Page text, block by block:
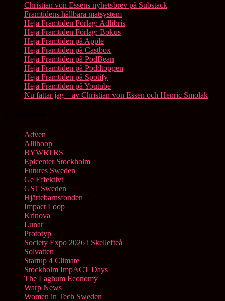
Christian von Essens nyhetsbrev på Substack
Framtidens hållbara matsystem
Heja Framtiden Förlag: Adlibris
Heja Framtiden Förlag: Bokus
Heja Framtiden på Apple
Heja Framtiden på Castbox
Heja Framtiden på PodBean
Heja Framtiden på Poddtoppen
Heja Framtiden på Spotify
Heja Framtiden på Youtube
Nu fattar jag – av Christian von Essen och Henric Smolak
Adven
Allihoop
BYWRTRS
Epicenter Stockholm
Futures Sweden
Ge Effektivt
GS1 Sweden
Hjärtebarnsfonden
Impact Loop
Krinova
Lunar
Prototyp
Society Expo 2026 i Skellefteå
Solvatten
Startup 4 Climate
Stockholm ImpACT Days
The Laghum Economy
Warp News
Women in Tech Sweden